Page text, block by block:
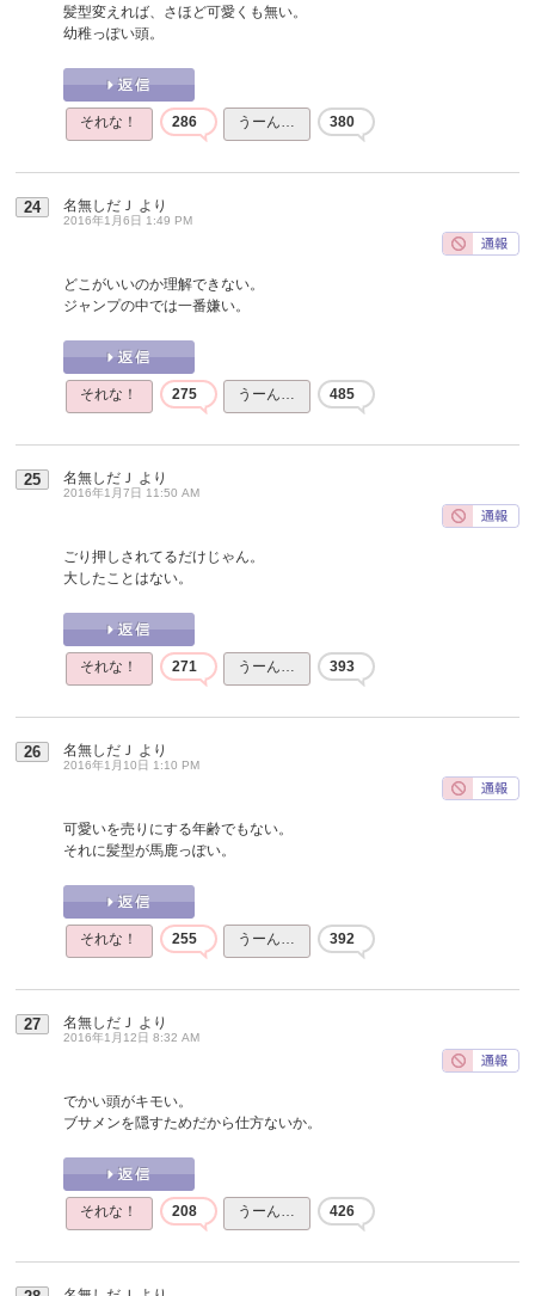
髪型変えれば、さほど可愛くも無い。
幼稚っぽい頭。
それな！ 286 うーん… 380
24 名無しだＪ より
2016年1月6日 1:49 PM
どこがいいのか理解できない。
ジャンプの中では一番嫌い。
それな！ 275 うーん… 485
25 名無しだＪ より
2016年1月7日 11:50 AM
ごり押しされてるだけじゃん。
大したことはない。
それな！ 271 うーん… 393
26 名無しだＪ より
2016年1月10日 1:10 PM
可愛いを売りにする年齢でもない。
それに髪型が馬鹿っぽい。
それな！ 255 うーん… 392
27 名無しだＪ より
2016年1月12日 8:32 AM
でかい頭がキモい。
ブサメンを隠すためだから仕方ないか。
それな！ 208 うーん… 426